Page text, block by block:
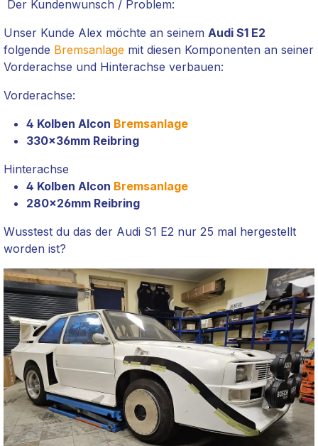
Der Kundenwunsch / Problem:
Unser Kunde Alex möchte an seinem Audi S1 E2
folgende Bremsanlage mit diesen Komponenten an seiner
Vorderachse und Hinterachse verbauen:
Vorderachse:
4 Kolben Alcon Bremsanlage
330x36mm Reibring
Hinterachse
4 Kolben Alcon Bremsanlage
280x26mm Reibring
Wusstest du das der Audi S1 E2 nur 25 mal hergestellt
worden ist?